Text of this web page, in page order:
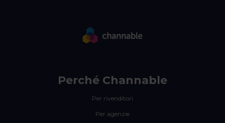
Perché Channable
Per rivenditori
Per agenzie